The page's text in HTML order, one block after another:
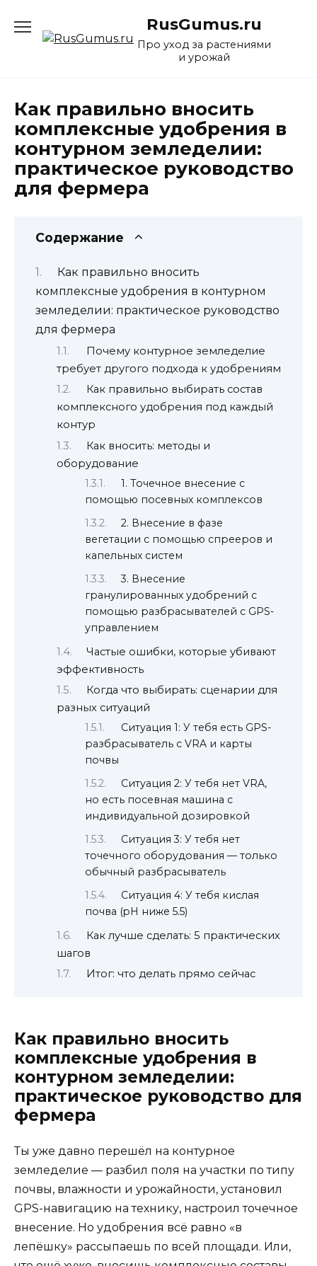
содержанию
RusGumus.ru
Про уход за растениями
и урожай
Как правильно вносить
комплексные удобрения в
контурном земледелии:
практическое руководство
для фермера
Содержание
Как правильно вносить
комплексные удобрения в контурном
земледелии: практическое руководство
для фермера
Почему контурное земледелие
требует другого подхода к удобрениям
Как правильно выбирать состав
комплексного удобрения под каждый
контур
Как вносить: методы и
оборудование
1. Точечное внесение с
помощью посевных комплексов
2. Внесение в фазе
вегетации с помощью спрееров и
капельных систем
3. Внесение
гранулированных удобрений с
помощью разбрасывателей с GPS-
управлением
Частые ошибки, которые убивают
эффективность
Когда что выбирать: сценарии для
разных ситуаций
Ситуация 1: У тебя есть GPS-
разбрасыватель с VRA и карты
почвы
Ситуация 2: У тебя нет VRA,
но есть посевная машина с
индивидуальной дозировкой
Ситуация 3: У тебя нет
точечного оборудования — только
обычный разбрасыватель
Ситуация 4: У тебя кислая
почва (pH ниже 5.5)
Как лучше сделать: 5 практических
шагов
Итог: что делать прямо сейчас
Как правильно вносить
комплексные удобрения в
контурном земледелии:
практическое руководство для
фермера
Ты уже давно перешёл на контурное
земледелие — разбил поля на участки по типу
почвы, влажности и урожайности, установил
GPS-навигацию на технику, настроил точечное
внесение. Но удобрения всё равно «в
лепёшку» рассыпаешь по всей площади. Или,